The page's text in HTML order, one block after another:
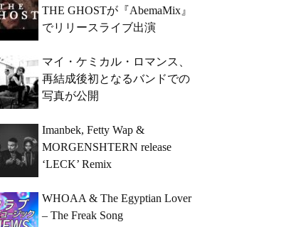
THE GHOSTが『AbemaMix』
でリリースライブ出演
マイ・ケミカル・ロマンス、
再結成後初となるバンドでの
写真が公開
Imanbek, Fetty Wap &
MORGENSHTERN release
‘LECK’ Remix
WHOAA & The Egyptian Lover
– The Freak Song